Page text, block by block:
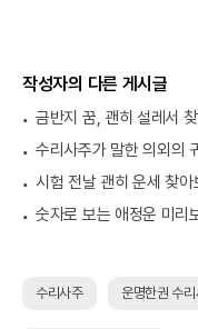
작성자의 다른 게시글
금반지 꿈, 괜히 설레서
수리사주가 말한 의외의
시험 전날 괜히 운세 찾아
숫자로 보는 애정운 미리
수리사주 운명한권 수